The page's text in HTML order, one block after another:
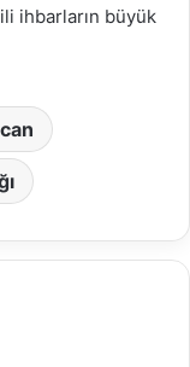
ihbarların büyük